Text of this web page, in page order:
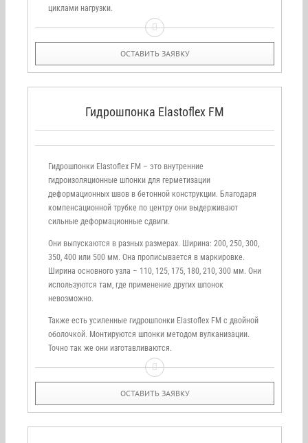
циклами нагрузки.
ОСТАВИТЬ ЗАЯВКУ
Гидрошпонка Elastoflex FM
Гидрошпонки Elastoflex FM – это внутренние
гидроизоляционные шпонки для герметизации
деформационных швов в бетонной конструкции. Благодаря
компенсационной трубке по центру они выдерживают
сильные деформационные сдвиги.
Они выпускаются в разных размерах. Ширина: 200, 250, 300,
350, 400 или 500 мм. Она прописывается в маркировке.
Ширина основного узла – 110, 125, 175, 180, 210, 300 мм. Они
используются там, где применение других шпонок
невозможно.
Также есть усиленные гидрошпонки Elastoflex FM с двойной
оболочкой. Монтируются шпонки методом вулканизации.
Точно так же они изготавливаются.
ОСТАВИТЬ ЗАЯВКУ